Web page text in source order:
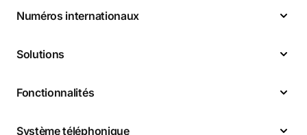
Numéros internationaux
Solutions
Fonctionnalités
Système téléphonique